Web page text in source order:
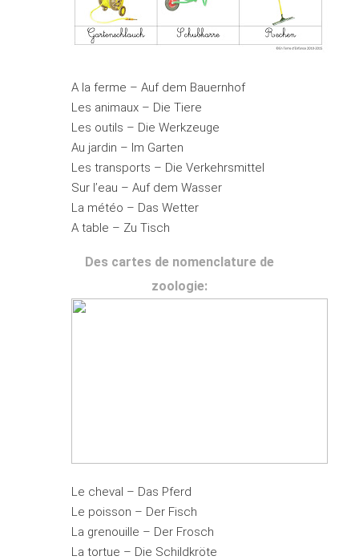
A la ferme – Auf dem Bauernhof
Les animaux – Die Tiere
Les outils – Die Werkzeuge
Au jardin – Im Garten
Les transports – Die Verkehrsmittel
Sur l’eau – Auf dem Wasser
La météo – Das Wetter
A table – Zu Tisch
Des cartes de nomenclature de
zoologie:
Le cheval – Das Pferd
Le poisson – Der Fisch
La grenouille – Der Frosch
La tortue – Die Schildkröte